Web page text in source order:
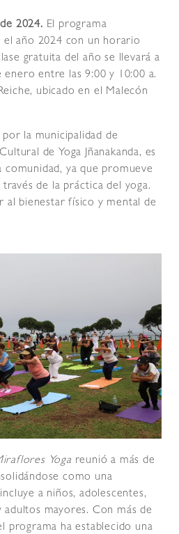
2024. El programa
el año 2024 con un horario
gratuita del año se llevará a
enero entre las 9:00 y 10:00 a.
ubicado en el Malecón
la municipalidad de
de Yoga Jñanakanda, es
comunidad, ya que promueve
de la práctica del yoga.
al bienestar físico y mental de
Yoga reunió a más de
como una
a niños, adolescentes,
adultos mayores. Con más de
programa ha establecido una